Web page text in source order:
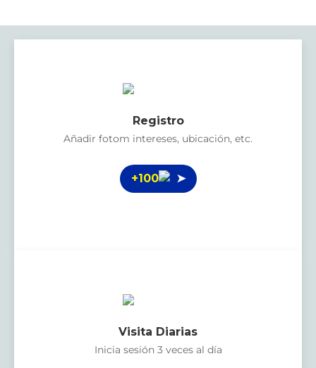
Registro
Añadir fotom intereses, ubicación, etc.
+100 ➤
Visita Diarias
Inicia sesión 3 veces al día